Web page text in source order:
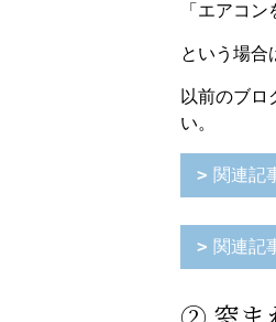
「エアコ
という場合
以前のブロ
い。
関連記
関連記